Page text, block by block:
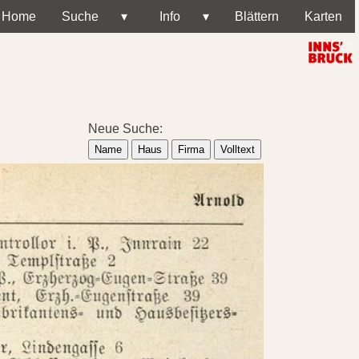
Home Suche ▾ Info ▾ Blättern Karten
Neue Suche:
Name Haus Firma Volltext